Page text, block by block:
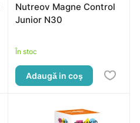
Nutreov Magne Control
Junior N30
În stoc
Adaugă in coş